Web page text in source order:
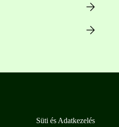
Süti és Adatkezelés